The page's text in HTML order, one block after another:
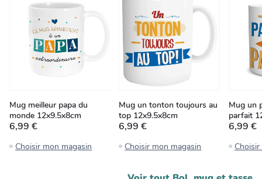
Mug meilleur papa du
monde 12x9.5x8cm
6,99 €
Choisir mon magasin
Mug un tonton toujours au
top 12x9.5x8cm
6,99 €
Choisir mon magasin
Mug un
parfait
6,99 €